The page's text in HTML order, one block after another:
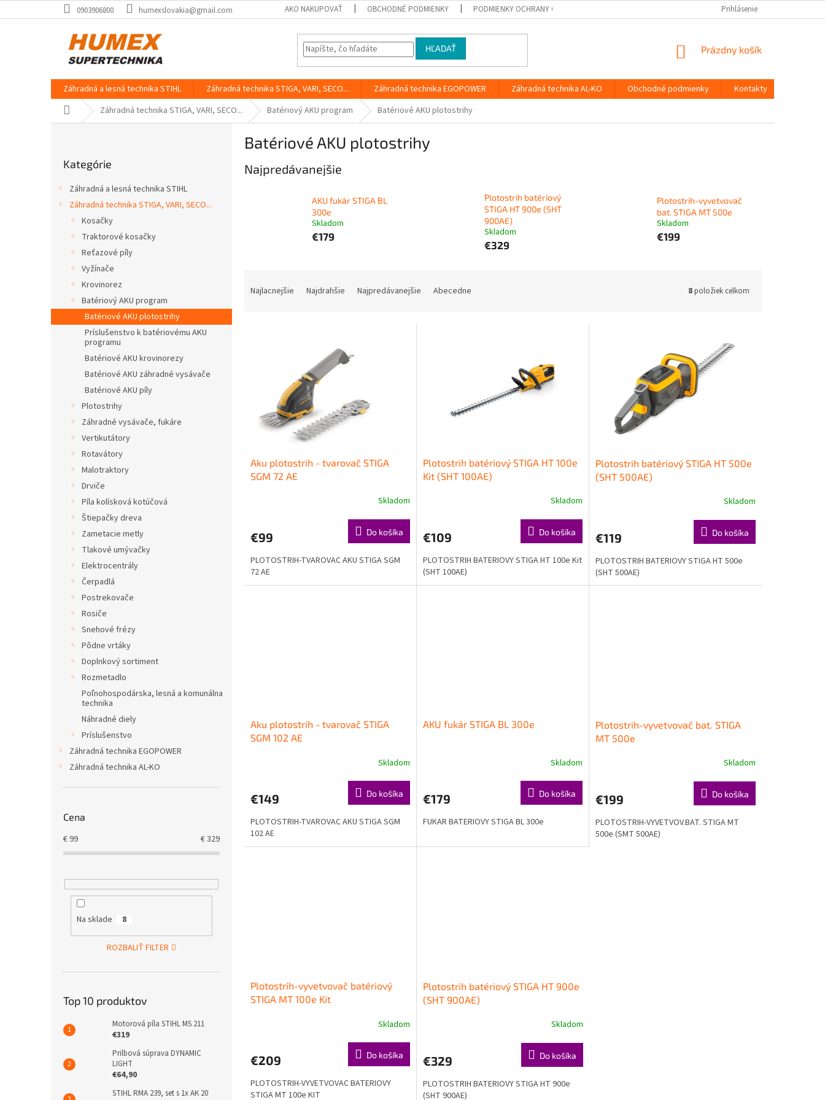
na
0903906800 humexslovakia@gmail.com AKO NAKUPOVAŤ OBCHODNÉ PODMIENKY PODMIENKY OCHRANY OSOBNÝCH ÚDAJOV Prihlásenie
HĽADAŤ
NÁKUPNÝ
Prázdny košík
Záhradná a lesná technika STIHL Záhradná technika STIGA, VARI, SECO... Záhradná technika EGOPOWER Záhradná technika AL-KO Obchodné podmienky
Kontakty
Domov Záhradná technika STIGA, VARI, SECO... Batériový AKU program Batériové AKU plotostrihy
kategórie
Kategórie
Záhradná a lesná technika STIHL
Záhradná technika STIGA, VARI, SECO...
Kosačky
Traktorové kosačky
Reťazové píly
Vyžínače
Krovinorez
Batériový AKU program
Batériové AKU plotostrihy
Príslušenstvo k batériovému AKU
programu
Batériové AKU krovinorezy
Batériové AKU záhradné vysávače
Batériové AKU píly
Plotostrihy
Záhradné vysávače, fukáre
Vertikutátory
Rotavátory
Malotraktory
Drviče
Píla kolísková kotúčová
Štiepačky dreva
Zametacie metly
Tlakové umývačky
Elektrocentrály
Čerpadlá
Postrekovače
Rosiče
Snehové frézy
Pôdne vrtáky
Doplnkový sortiment
Rozmetadlo
Poľnohospodárska, lesná a komunálna
technika
Náhradné diely
Príslušenstvo
Záhradná technika EGOPOWER
Záhradná technika AL-KO
Cena
€99 €329
Na sklade 8
ROZBALIŤ FILTER
Top 10 produktov
Motorová píla STIHL MS 211
€319
Prilbová súprava DYNAMIC
LIGHT
€64,90
STIHL RMA 239, set s 1x AK 20
Batériové AKU plotostrihy
Najpredávanejšie
AKU fukár STIGA BL
300e
Skladom
€179
Plotostrih batériový
STIGA HT 900e (SHT
900AE)
Skladom
€329
Plotostrih-vyvetvovač
bat. STIGA MT 500e
Skladom
€199
Najlacnejšie Najdrahšie Najpredávanejšie Abecedne 8položiek celkom
Aku plotostrih - tvarovač STIGA
SGM 72 AE
Skladom
€99 Do košíka
PLOTOSTRIH-TVAROVAC AKU STIGA SGM
72 AE
Plotostrih batériový STIGA HT 100e
Kit (SHT 100AE)
Skladom
€109 Do košíka
PLOTOSTRIH BATERIOVY STIGA HT 100e Kit
(SHT 100AE)
Plotostrih batériový STIGA HT 500e
(SHT 500AE)
Skladom
€119 Do košíka
PLOTOSTRIH BATERIOVY STIGA HT 500e
(SHT 500AE)
Aku plotostrih - tvarovač STIGA
SGM 102 AE
Skladom
€149 Do košíka
PLOTOSTRIH-TVAROVAC AKU STIGA SGM
102 AE
AKU fukár STIGA BL 300e
Skladom
€179 Do košíka
FUKAR BATERIOVY STIGA BL 300e
Plotostrih-vyvetvovač bat. STIGA
MT 500e
Skladom
€199 Do košíka
PLOTOSTRIH-VYVETVOV.BAT. STIGA MT
500e (SMT 500AE)
Plotostrih-vyvetvovač batériový
STIGA MT 100e Kit
Skladom
€209 Do košíka
PLOTOSTRIH-VYVETVOVAC BATERIOVY
STIGA MT 100e KIT
Plotostrih batériový STIGA HT 900e
(SHT 900AE)
Skladom
€329 Do košíka
PLOTOSTRIH BATERIOVY STIGA HT 900e
(SHT 900AE)